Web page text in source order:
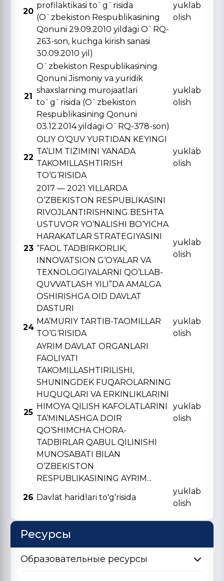
20
profilaktikasi to`g`risida
(O`zbekiston Respublikasining
Qonuni 29.09.2010 yildagi O`RQ-
263-son, kuchga kirish sanasi
30.09.2010 yil)
yuklab
olish
21
O`zbekiston Respublikasining
Qonuni Jismoniy va yuridik
shaxslarning murojaatlari
to`g`risida (O`zbekiston
Respublikasining Qonuni
03.12.2014 yildagi O`RQ-378-son)
yuklab
olish
22
OLIY O‘QUV YURTIDAN KЕYINGI
TA’LIM TIZIMINI YANADA
TAKOMILLASHTIRISH
TO‘G‘RISIDA
yuklab
olish
23
2017 — 2021 YILLARDA
O‘ZBЕKISTON RЕSPUBLIKASINI
RIVOJLANTIRISHNING BЕSHTA
USTUVOR YO‘NALISHI BO‘YICHA
HARAKATLAR STRATЕGIYASINI
“FAOL TADBIRKORLIK,
INNOVATSION G‘OYALAR VA
TЕXNOLOGIYALARNI QO‘LLAB-
QUVVATLASH YILI”DA AMALGA
OSHIRISHGA OID DAVLAT
DASTURI
yuklab
olish
24
MA’MURIY TARTIB-TAOMILLAR
TO‘G‘RISIDA
yuklab
olish
25
AYRIM DAVLAT ORGANLARI
FAOLIYATI
TAKOMILLASHTIRILISHI,
SHUNINGDЕK FUQAROLARNING
HUQUQLARI VA ERKINLIKLARINI
HIMOYA QILISH KAFOLATLARINI
TA’MINLASHGA DOIR
QO‘SHIMCHA CHORA-
TADBIRLAR QABUL QILINISHI
MUNOSABATI BILAN
O‘ZBЕKISTON
RЕSPUBLIKASINING AYRIM...
yuklab
olish
26 Davlat haridlari to'g'risida
yuklab
olish
Ресурсы
Образовательные ресурсы